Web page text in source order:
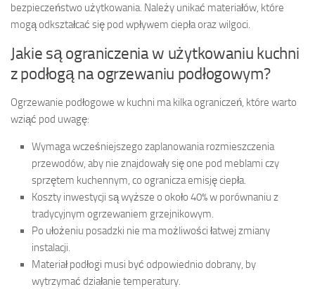
bezpieczeństwo użytkowania. Należy unikać materiałów, które
mogą odkształcać się pod wpływem ciepła oraz wilgoci.
Jakie są ograniczenia w użytkowaniu kuchni
z podłogą na ogrzewaniu podłogowym?
Ogrzewanie podłogowe w kuchni ma kilka ograniczeń, które warto
wziąć pod uwagę:
Wymaga wcześniejszego zaplanowania rozmieszczenia
przewodów, aby nie znajdowały się one pod meblami czy
sprzętem kuchennym, co ogranicza emisję ciepła.
Koszty inwestycji są wyższe o około 40% w porównaniu z
tradycyjnym ogrzewaniem grzejnikowym.
Po ułożeniu posadzki nie ma możliwości łatwej zmiany
instalacji.
Materiał podłogi musi być odpowiednio dobrany, by
wytrzymać działanie temperatury.